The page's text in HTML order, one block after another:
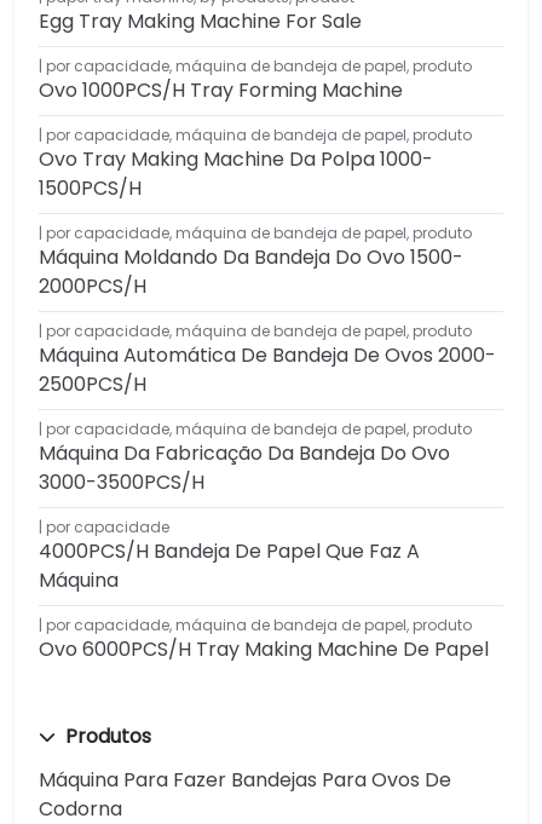
Egg Tray Making Machine For Sale
por capacidade, máquina de bandeja de papel, produto
Ovo 1000PCS/H Tray Forming Machine
por capacidade, máquina de bandeja de papel, produto
Ovo Tray Making Machine Da Polpa 1000-
1500PCS/H
por capacidade, máquina de bandeja de papel, produto
Máquina Moldando Da Bandeja Do Ovo 1500-
2000PCS/H
por capacidade, máquina de bandeja de papel, produto
Máquina Automática De Bandeja De Ovos 2000-
2500PCS/H
por capacidade, máquina de bandeja de papel, produto
Máquina Da Fabricação Da Bandeja Do Ovo
3000-3500PCS/H
por capacidade
4000PCS/H Bandeja De Papel Que Faz A
Máquina
por capacidade, máquina de bandeja de papel, produto
Ovo 6000PCS/H Tray Making Machine De Papel
Produtos
Máquina Para Fazer Bandejas Para Ovos De
Codorna